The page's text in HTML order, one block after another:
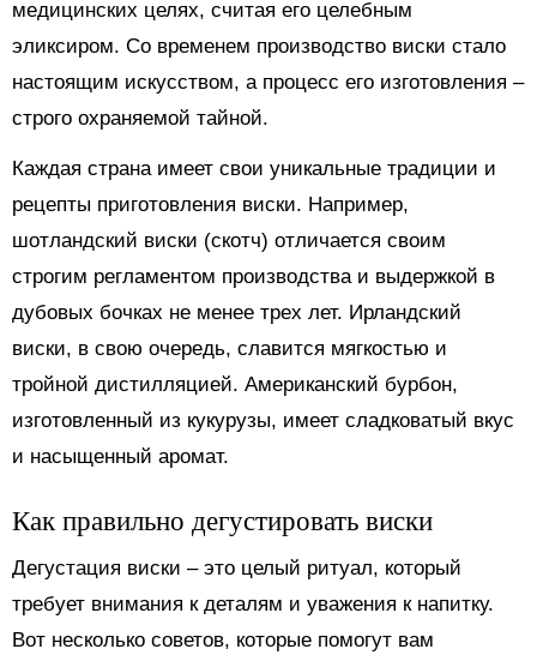
медицинских целях, считая его целебным
эликсиром. Со временем производство виски стало
настоящим искусством, а процесс его изготовления –
строго охраняемой тайной.
Каждая страна имеет свои уникальные традиции и
рецепты приготовления виски. Например,
шотландский виски (скотч) отличается своим
строгим регламентом производства и выдержкой в
дубовых бочках не менее трех лет. Ирландский
виски, в свою очередь, славится мягкостью и
тройной дистилляцией. Американский бурбон,
изготовленный из кукурузы, имеет сладковатый вкус
и насыщенный аромат.
Как правильно дегустировать виски
Дегустация виски – это целый ритуал, который
требует внимания к деталям и уважения к напитку.
Вот несколько советов, которые помогут вам